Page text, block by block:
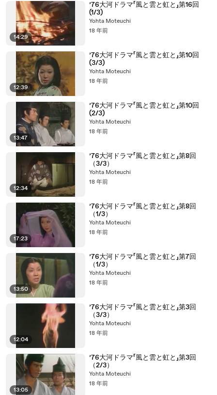
14:29
’76大河ドラマ「風と雲と虹と」第16回
(1/3)
Yohta Moteuchi
18 年前
12:39
’76大河ドラマ「風と雲と虹と」第10回
(3/3)
Yohta Moteuchi
18 年前
13:47
’76大河ドラマ「風と雲と虹と」第10回
(2/3)
Yohta Moteuchi
18 年前
12:34
’76大河ドラマ「風と雲と虹と」第8回
（3/3）
Yohta Moteuchi
18 年前
17:23
’76大河ドラマ「風と雲と虹と」第8回
（1/3）
Yohta Moteuchi
18 年前
13:50
’76大河ドラマ「風と雲と虹と」第7回
（1/3）
Yohta Moteuchi
18 年前
12:04
’76大河ドラマ「風と雲と虹と」第3回
（3/3）
Yohta Moteuchi
18 年前
13:05
’76大河ドラマ「風と雲と虹と」第3回
（2/3）
Yohta Moteuchi
18 年前